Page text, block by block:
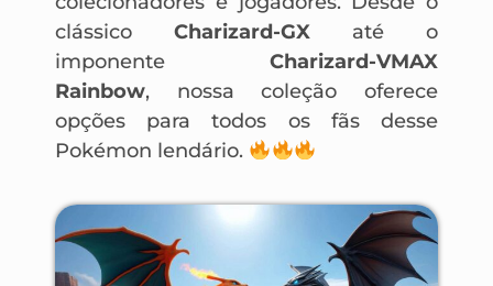
clássico Charizard-GX até o
imponente Charizard-VMAX
Rainbow, nossa coleção oferece
opções para todos os fãs desse
Pokémon lendário.